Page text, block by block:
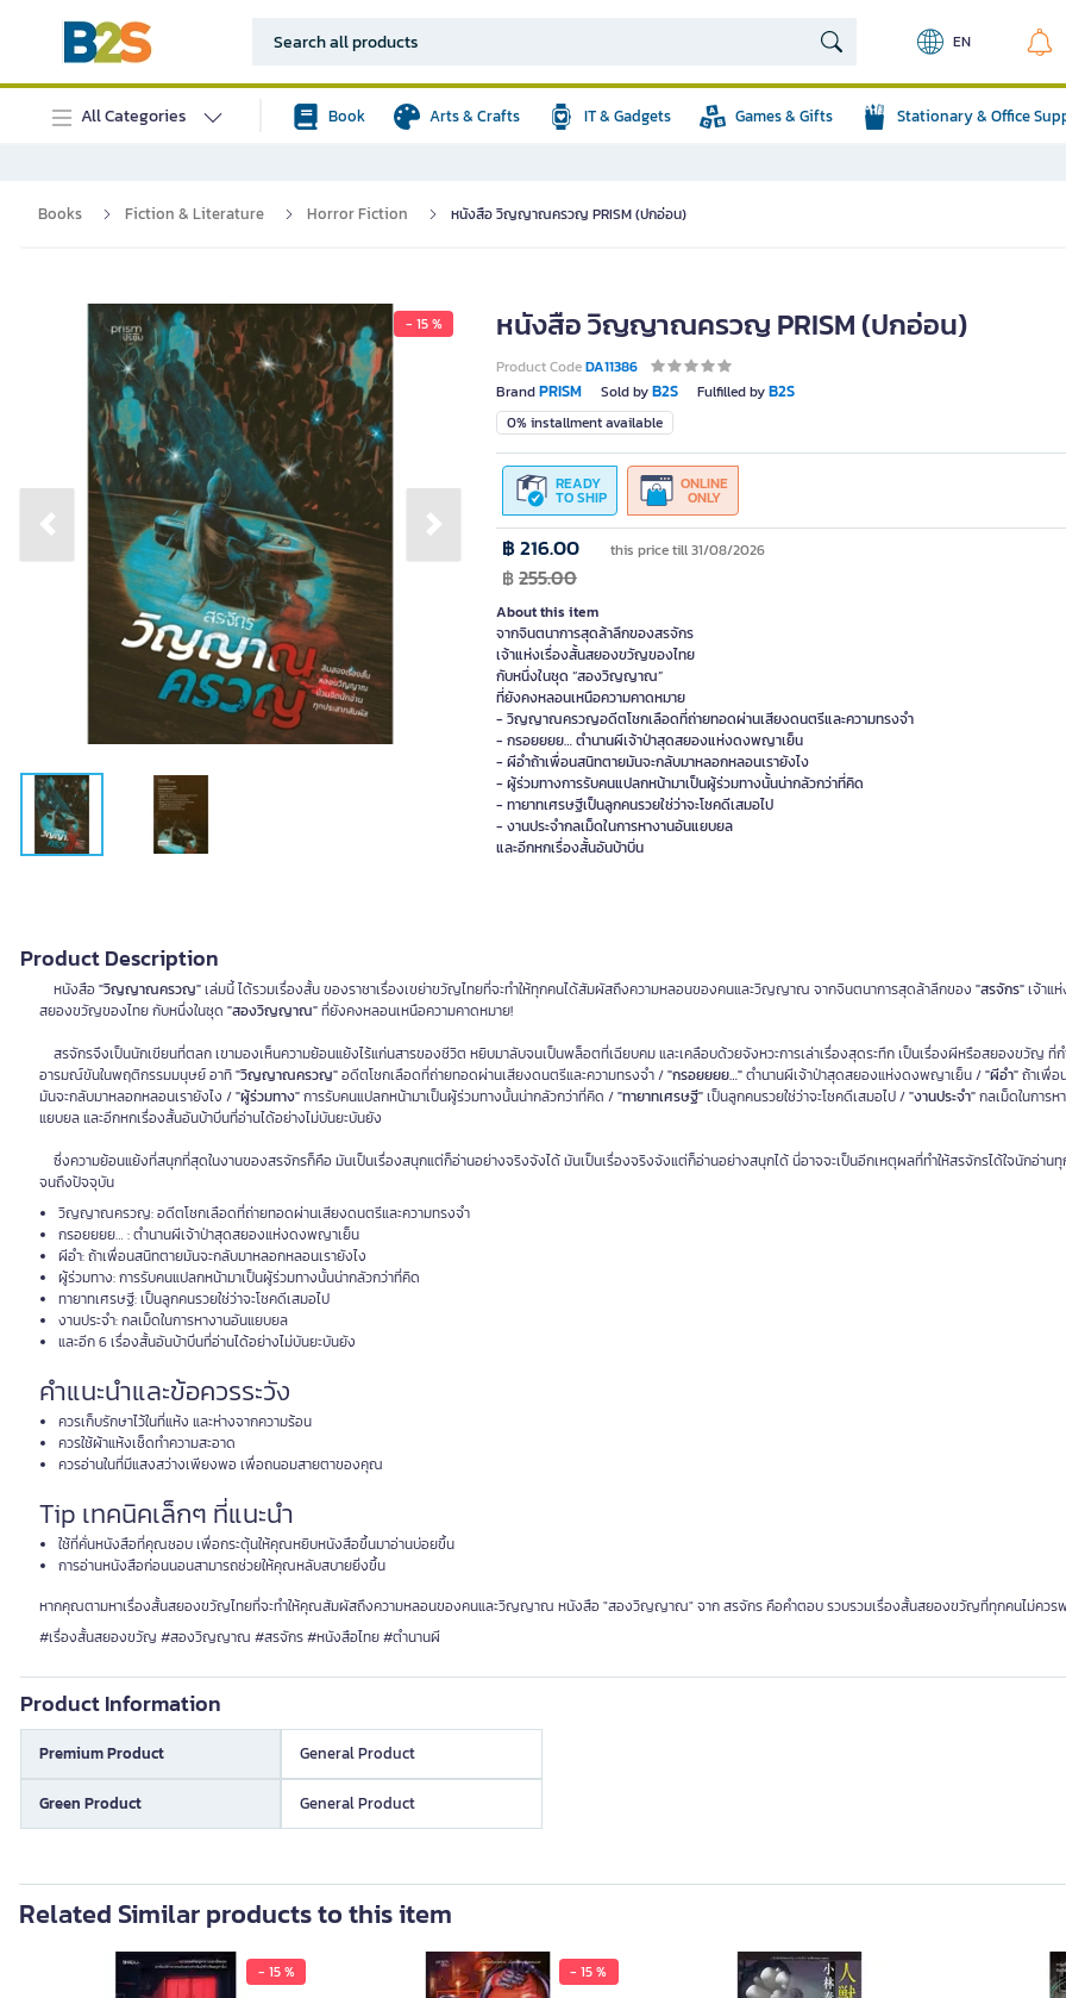
EN
All Categories Book Arts & Crafts IT & Gadgets Games & Gifts Stationary & Office
Books Fiction & Literature Horror Fiction หนังสือ วิญญาณครวญ PRISM (ปกอ่อน)
- 15 %
Previous slide Next slide
หนังสือ วิญญาณครวญ PRISM (ปกอ่อน)
Product CodeDA11386
BrandPRISM Sold byB2S Fulfilled byB2S
0% installment available
READY
TO SHIP
ONLINE
ONLY
฿ 216.00 this price till 31/08/2026
฿255.00
About this item
จากจินตนาการสุดล้าลึกของสรจักร
เจ้าแห่งเรื่องสั้นสยองขวัญของไทย
กับหนึ่งในชุด “สองวิญญาณ”
ที่ยังคงหลอนเหนือความคาดหมาย
- วิญญาณครวญอดีตโชกเลือดที่ถ่ายทอดผ่านเสียงดนตรีและความทรงจำ
- กรอยยยย… ตำนานผีเจ้าป่าสุดสยองแห่งดงพญาเย็น
- ผีอำถ้าเพื่อนสนิทตายมันจะกลับมาหลอกหลอนเรายังไง
- ผู้ร่วมทางการรับคนแปลกหน้ามาเป็นผู้ร่วมทางนั้นน่ากลัวกว่าที่คิด
- ทายาทเศรษฐีเป็นลูกคนรวยใช่ว่าจะโชคดีเสมอไป
- งานประจำกลเม็ดในการหางานอันแยบยล
และอีกหกเรื่องสั้นอันบ้าบิ่น
Product Description
หนังสือ"วิญญาณครวญ"เล่มนี้ ได้รวมเรื่องสั้น ของราชาเรื่องเขย่าขวัญไทยที่จะทำให้ทุกคนได้สัมผัสถึงความหลอนของคนและวิญญาณ จากจินตนาการสุดล้าลึกของ "สรจักร"เจ้าแ
สยองขวัญของไทย กับหนึ่งในชุด "สองวิญญาณ"ที่ยังคงหลอนเหนือความคาดหมาย!
สรจักรจึงเป็นนักเขียนที่ตลก เขามองเห็นความย้อนแย้งไร้แก่นสารของชีวิต หยิบมาลับจนเป็นพล็อตที่เฉียบคม และเคลือบด้วยจังหวะการเล่าเรื่องสุดระทึก เป็นเรื่องผีหรือสยองขวัญ ที่
อารมณ์ขันในพฤติกรรมมนุษย์ อาทิ"วิญญาณครวญ"อดีตโชกเลือดที่ถ่ายทอดผ่านเสียงดนตรีและความทรงจำ /"กรอยยยย…"ตำนานผีเจ้าป่าสุดสยองแห่งดงพญาเย็น /"ผีอำ"ถ้าเพื่อ
มันจะกลับมาหลอกหลอนเรายังไง /"ผู้ร่วมทาง"การรับคนแปลกหน้ามาเป็นผู้ร่วมทางนั้นน่ากลัวกว่าที่คิด /"ทายาทเศรษฐี"เป็นลูกคนรวยใช่ว่าจะโชคดีเสมอไป /"งานประจำ"กลเม็ดในการห
แยบยล และอีกหกเรื่องสั้นอันบ้าบิ่นที่อ่านได้อย่างไม่บันยะบันยัง
ซึ่งความย้อนแย้งที่สนุกที่สุดในงานของสรจักรก็คือ มันเป็นเรื่องสนุกแต่ก็อ่านอย่างจริงจังได้ มันเป็นเรื่องจริงจังแต่ก็อ่านอย่างสนุกได้ นี่อาจจะเป็นอีกเหตุผลที่ทำให้สรจักรได้ใจนักอ่านทุ
จนถึงปัจจุบัน
วิญญาณครวญ: อดีตโชกเลือดที่ถ่ายทอดผ่านเสียงดนตรีและความทรงจำ
กรอยยยย… : ตำนานผีเจ้าป่าสุดสยองแห่งดงพญาเย็น
ผีอำ: ถ้าเพื่อนสนิทตายมันจะกลับมาหลอกหลอนเรายังไง
ผู้ร่วมทาง: การรับคนแปลกหน้ามาเป็นผู้ร่วมทางนั้นน่ากลัวกว่าที่คิด
ทายาทเศรษฐี: เป็นลูกคนรวยใช่ว่าจะโชคดีเสมอไป
งานประจำ: กลเม็ดในการหางานอันแยบยล
และอีก 6 เรื่องสั้นอันบ้าบิ่นที่อ่านได้อย่างไม่บันยะบันยัง
คำแนะนำและข้อควรระวัง
ควรเก็บรักษาไว้ในที่แห้ง และห่างจากความร้อน
ควรใช้ผ้าแห้งเช็ดทำความสะอาด
ควรอ่านในที่มีแสงสว่างเพียงพอ เพื่อถนอมสายตาของคุณ
Tip เทคนิคเล็กๆ ที่แนะนำ
ใช้ที่คั่นหนังสือที่คุณชอบ เพื่อกระตุ้นให้คุณหยิบหนังสือขึ้นมาอ่านบ่อยขึ้น
การอ่านหนังสือก่อนนอนสามารถช่วยให้คุณหลับสบายยิ่งขึ้น
หากคุณตามหาเรื่องสั้นสยองขวัญไทยที่จะทำให้คุณสัมผัสถึงความหลอนของคนและวิญญาณ หนังสือ "สองวิญญาณ" จาก สรจักร คือคำตอบ รวบรวมเรื่องสั้นสยองขวัญที่ทุกคนไม่ควร
#เรื่องสั้นสยองขวัญ #สองวิญญาณ #สรจักร #หนังสือไทย #ตำนานผี
Product Information
Premium Product General Product
Green Product General Product
Related Similar products to this item
- 15 % - 15 %